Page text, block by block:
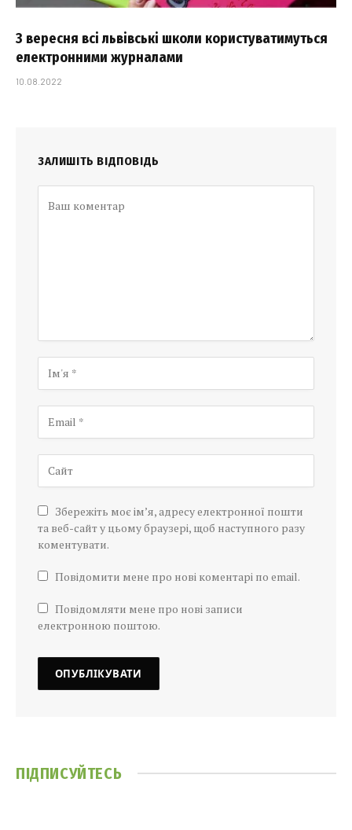
З вересня всі львівські школи користуватимуться
електронними журналами
10.08.2022
ЗАЛИШІТЬ ВІДПОВІДЬ
Збережіть моє ім’я, адресу електронної пошти
та веб-сайт у цьому браузері, щоб наступного разу
коментувати.
Повідомити мене про нові коментарі по email.
Повідомляти мене про нові записи
електронною поштою.
ПІДПИСУЙТЕСЬ